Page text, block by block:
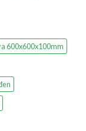
600x600x100mm